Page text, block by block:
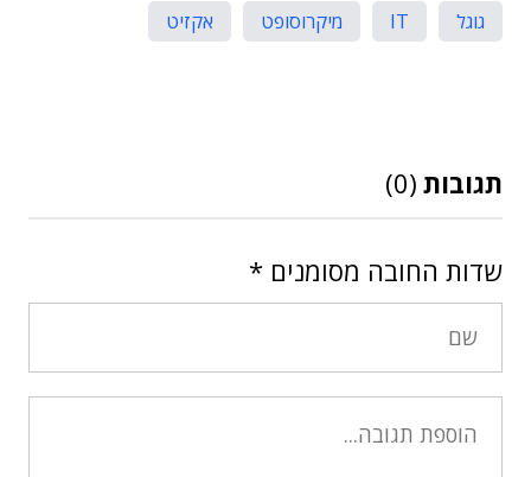
גוגל
IT מיקרוסופט אקזיט
תגובות (0)
שדות החובה מסומנים *